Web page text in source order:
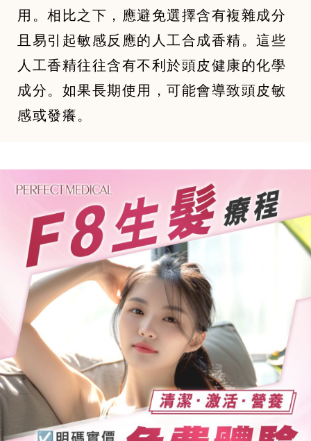
用。相比之下，應避免選擇含有複雜成分
且易引起敏感反應的人工合成香精。這些
人工香精往往含有不利於頭皮健康的化學
成分。如果長期使用，可能會導致頭皮敏
感或發癢。